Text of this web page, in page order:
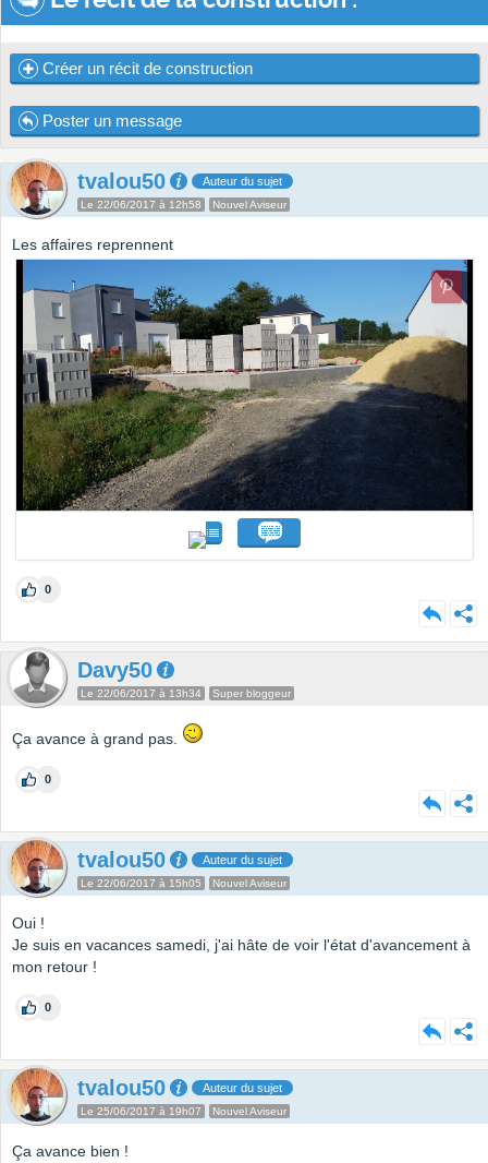
Créer un récit de construction
Poster un message
tvalou50 Auteur du sujet
Le 22/06/2017 à 12h58 Nouvel Aviseur
Les affaires reprennent
0
Davy50
Le 22/06/2017 à 13h34 Super bloggeur
Ça avance à grand pas.
0
tvalou50 Auteur du sujet
Le 22/06/2017 à 15h05 Nouvel Aviseur
Oui !
Je suis en vacances samedi, j'ai hâte de voir l'état d'avancement à
mon retour !
0
tvalou50 Auteur du sujet
Le 25/06/2017 à 19h07 Nouvel Aviseur
Ça avance bien !